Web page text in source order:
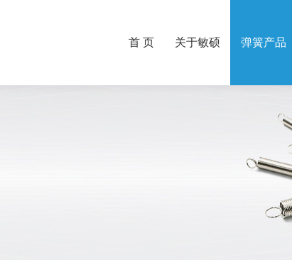
首 页 关于敏硕 弹簧产品